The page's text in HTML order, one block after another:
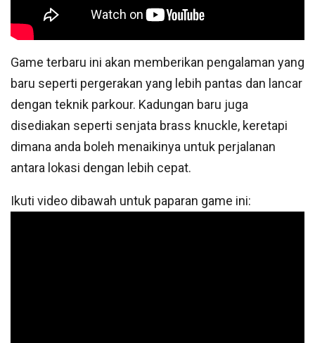
Game terbaru ini akan memberikan pengalaman yang
baru seperti pergerakan yang lebih pantas dan lancar
dengan teknik parkour. Kadungan baru juga
disediakan seperti senjata brass knuckle, keretapi
dimana anda boleh menaikinya untuk perjalanan
antara lokasi dengan lebih cepat.
Ikuti video dibawah untuk paparan game ini: